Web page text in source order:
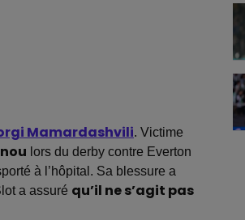
Mamardashvili. Victime
lors du derby contre Everton
à l’hôpital. Sa blessure a
a assuré qu’il ne s’agit pas